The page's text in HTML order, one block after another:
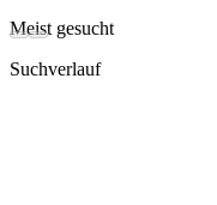
Meist gesucht
Suchverlauf